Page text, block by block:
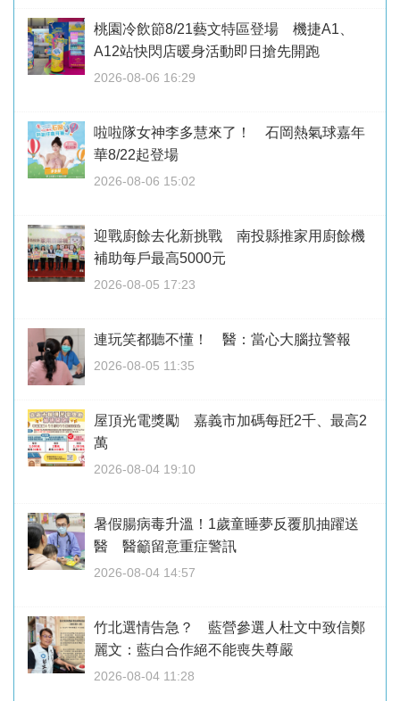
桃園冷飲節8/21藝文特區登場 機捷A1、
A12站快閃店暖身活動即日搶先開跑
2026-08-06 16:29
啦啦隊女神李多慧來了！ 石岡熱氣球嘉年
華8/22起登場
2026-08-06 15:02
迎戰廚餘去化新挑戰 南投縣推家用廚餘機
補助每戶最高5000元
2026-08-05 17:23
連玩笑都聽不懂！ 醫：當心大腦拉警報
2026-08-05 11:35
屋頂光電獎勵 嘉義市加碼每瓩2千、最高2
萬
2026-08-04 19:10
暑假腸病毒升溫！1歲童睡夢反覆肌抽躍送
醫 醫籲留意重症警訊
2026-08-04 14:57
竹北選情告急？ 藍營參選人杜文中致信鄭
麗文：藍白合作絕不能喪失尊嚴
2026-08-04 11:28